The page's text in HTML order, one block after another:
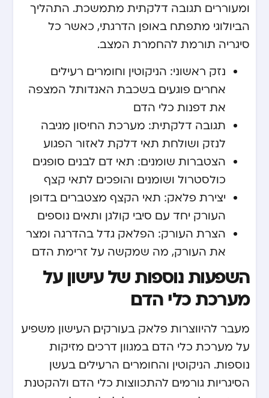
ומעוררים תגובה דלקתית מתמשכת. התהליך
הביולוגי מתפתח באופן הדרגתי, כאשר כל
סיגריה תורמת להחמרת המצב.
נזק ראשוני: הניקוטין וחומרים רעילים
אחרים פוגעים בשכבת האנדותל המצפה
את דפנות כלי הדם
תגובה דלקתית: מערכת החיסון מגיבה
לנזק ושולחת תאי דלקת לאזור הפגוע
הצטברות שומנים: תאי דם לבנים סופגים
כולסטרול ושומנים והופכים לתאי קצף
יצירת פלאק: תאי הקצף מצטברים בדופן
העורק יחד עם סיבי קולגן ותאים נוספים
הצרת העורק: הפלאק גדל בהדרגה ומצר
את העורק, מה שמקשה על זרימת הדם
השפעות נוספות של עישון על
מערכת כלי הדם
מעבר להיווצרות פלאק בעורקים, העישון משפיע
על מערכת כלי הדם במגוון דרכים מזיקות
נוספות. הניקוטין והחומרים הרעילים בעשן
הסיגריות גורמים להתכווצות כלי הדם ולהקטנת